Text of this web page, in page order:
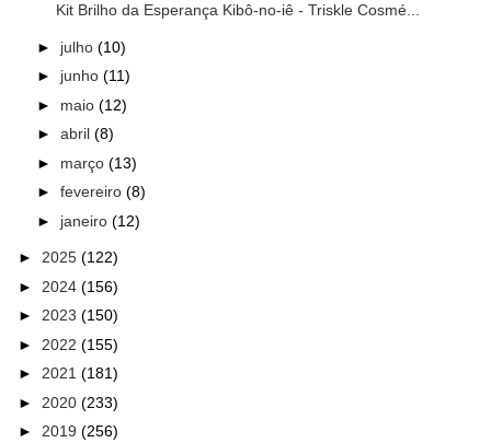
Kit Brilho da Esperança Kibô-no-iê - Triskle Cosmé...
► julho (10)
► junho (11)
► maio (12)
► abril (8)
► março (13)
► fevereiro (8)
► janeiro (12)
► 2025 (122)
► 2024 (156)
► 2023 (150)
► 2022 (155)
► 2021 (181)
► 2020 (233)
► 2019 (256)